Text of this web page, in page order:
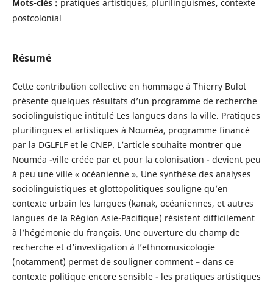
Mots-clés : pratiques artistiques, plurilinguismes, contexte
postcolonial
Résumé
Cette contribution collective en hommage à Thierry Bulot
présente quelques résultats d’un programme de recherche
sociolinguistique intitulé Les langues dans la ville. Pratiques
plurilingues et artistiques à Nouméa, programme financé
par la DGLFLF et le CNEP. L’article souhaite montrer que
Nouméa -ville créée par et pour la colonisation - devient peu
à peu une ville « océanienne ». Une synthèse des analyses
sociolinguistiques et glottopolitiques souligne qu’en
contexte urbain les langues (kanak, océaniennes, et autres
langues de la Région Asie-Pacifique) résistent difficilement
à l’hégémonie du français. Une ouverture du champ de
recherche et d’investigation à l’ethnomusicologie
(notamment) permet de souligner comment – dans ce
contexte politique encore sensible - les pratiques artistiques